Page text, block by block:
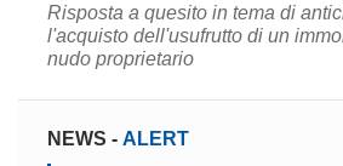
Risposta a quesito in tema di
l'acquisto dell'usufrutto di un
nudo proprietario
NEWS - ALERT